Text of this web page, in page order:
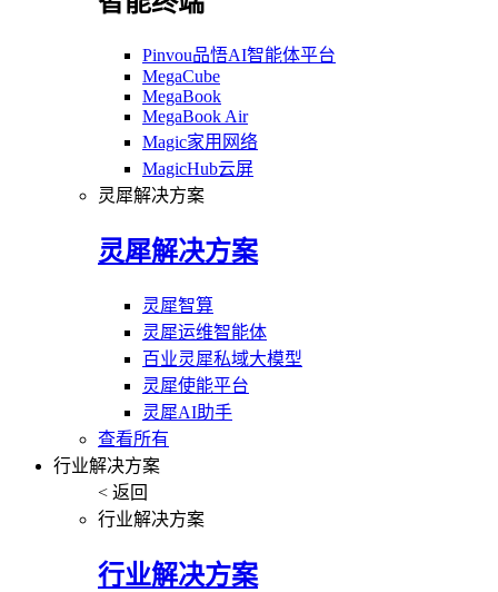
Pinvou品悟AI智能体平台
MegaCube
MegaBook
MegaBook Air
Magic家用网络
MagicHub云屏
灵犀解决方案
灵犀解决方案
灵犀智算
灵犀运维智能体
百业灵犀私域大模型
灵犀使能平台
灵犀AI助手
查看所有
行业解决方案
< 返回
行业解决方案
行业解决方案